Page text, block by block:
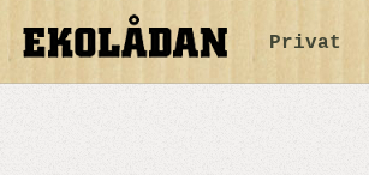
Privat